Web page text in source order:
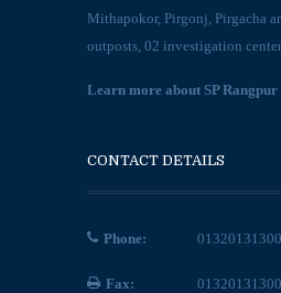
Mithapokor, Pirgonj, Pirgacha
outposts, 02 investigation
Learn more about SP Rangpur
CONTACT DETAILS
Phone: 01320131300
Fax: 01320131300